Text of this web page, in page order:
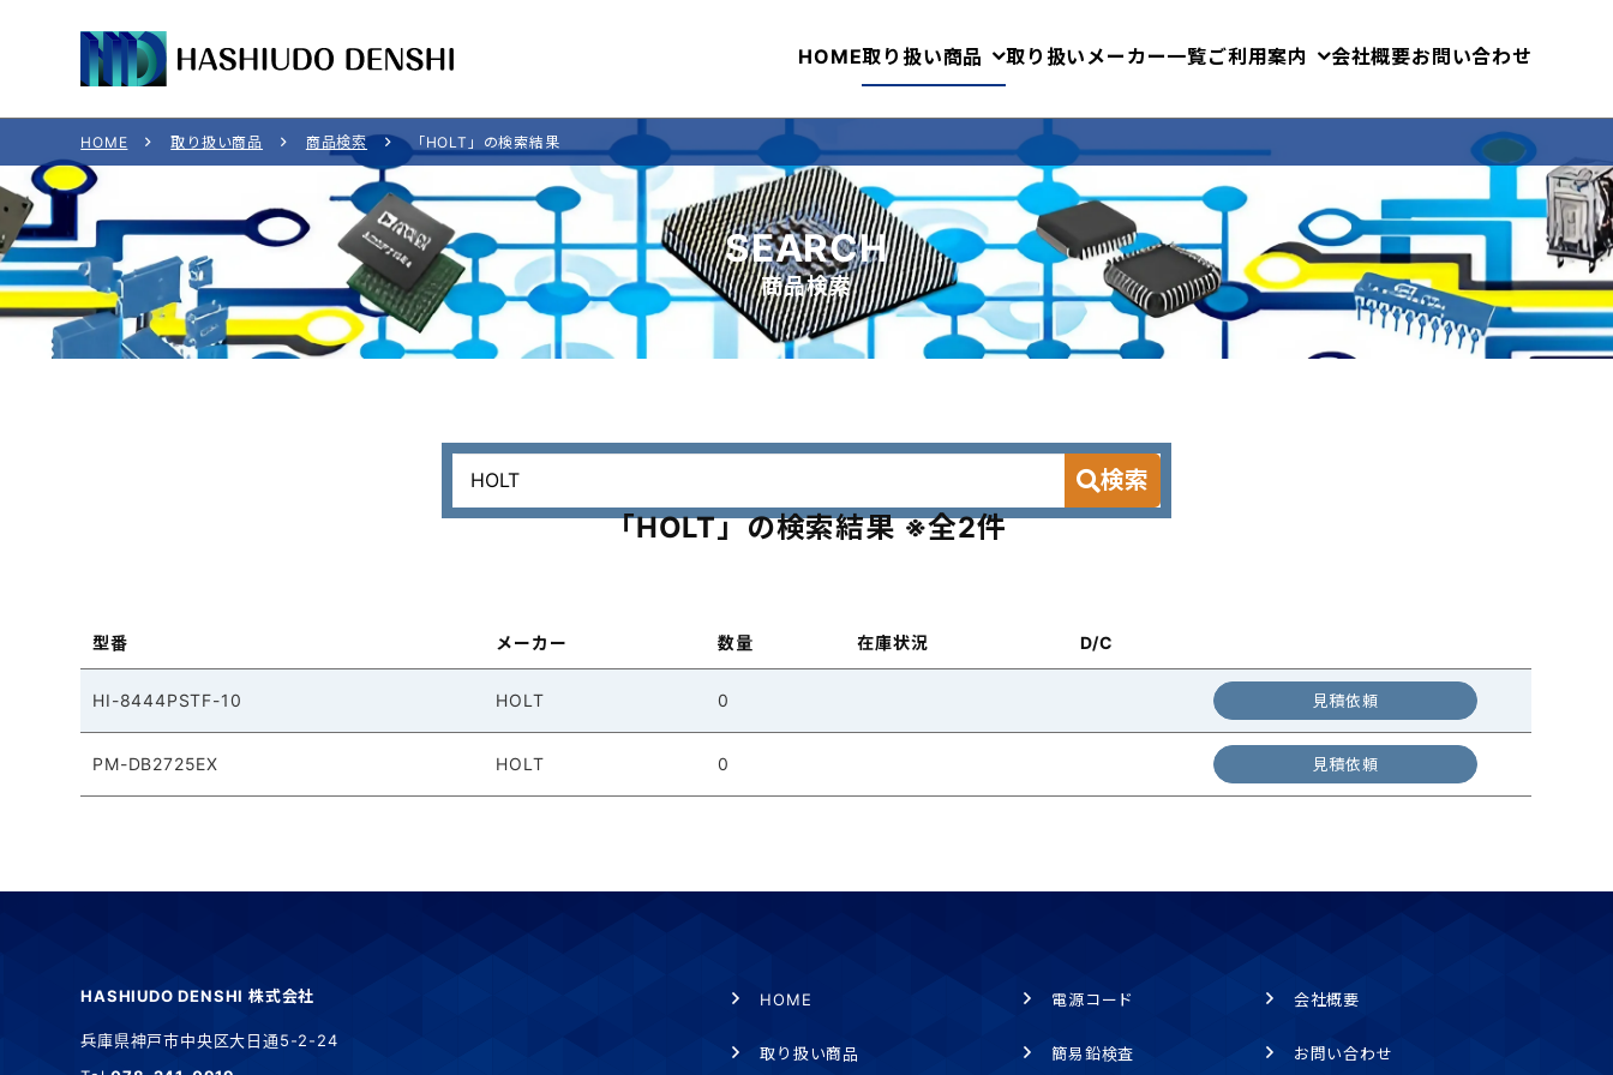
HOME取り扱い商品 取り扱いメーカー一覧ご利用案内 会社概要お問い合わせ
HOME 取り扱い商品 商品検索 「HOLT」の検索結果
SEARCH
商品検索
検索
「HOLT」の検索結果 ※全2件
型番 メーカー 数量 在庫状況 D/C
HI-8444PSTF-10 HOLT 0 見積依頼
PM-DB2725EX HOLT 0 見積依頼
HASHIUDO DENSHI 株式会社
兵庫県神戸市中央区大日通5-2-24
HOME
取り扱い商品
電源コード
簡易鉛検査
会社概要
お問い合わせ